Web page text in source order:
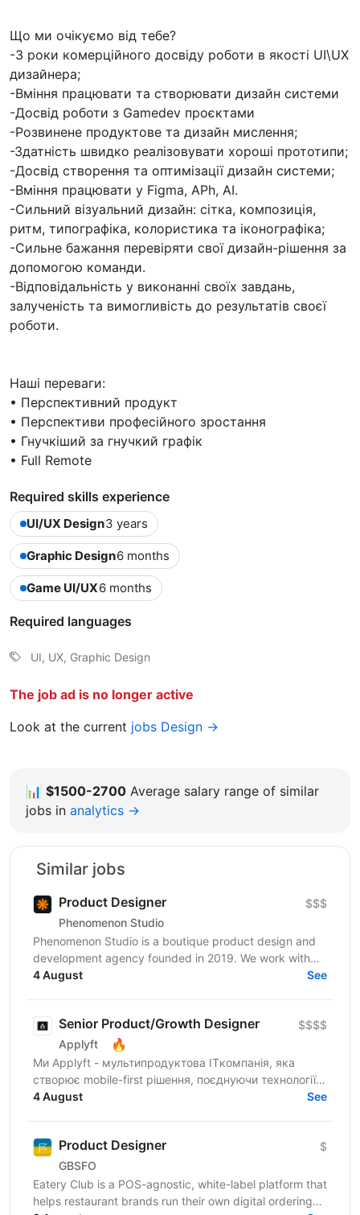
Що ми очікуємо від тебе?
-3 роки комерційного досвіду роботи в якості UI\UX
дизайнера;
-Вмiння працювати та створювати дизайн системи
-Досвід роботи з Gamedev проєктами
-Розвинене продуктове та дизайн мислення;
-Здатність швидко реалізовувати хороші прототипи;
-Досвід створення та оптимізації дизайн системи;
-Вміння працювати у Figma, APh, AI.
-Сильний візуальний дизайн: сітка, композиція,
ритм, типографіка, колористика та іконографіка;
-Сильне бажання перевіряти свої дизайн-рішення за
допомогою команди.
-Відповідальність у виконанні своїх завдань,
залученість та вимогливість до результатів своєї
роботи.
Наші переваги:
• Перспективний продукт
• Перспективи професійного зростання
• Гнучкіший за гнучкий графік
• Full Remote
Required skills experience
UI/UX Design3 years
Graphic Design6 months
Game UI/UX6 months
Required languages
UI, UX, Graphic Design
The job ad is no longer active
Look at the current jobs Design →
📊 $1500-2700 Average salary range of similar
jobs in analytics →
Similar jobs
Product Designer
Phenomenon Studio
$$$
Phenomenon Studio is a boutique product design and
development agency founded in 2019. We work with
teams who’ve outgrown what they’ve built — from...
4 August See
Senior Product/Growth Designer
Applyft 🔥
$$$$
Ми Applyft - мультипродуктова ITкомпанія, яка
створює mobile-first рішення, поєднуючи технології,
аналітику та креатив. Ми запустили новий напрям
4 August See
Product Designer
GBSFO
$
Eatery Club is a POS-agnostic, white-label platform that
helps restaurant brands run their own digital ordering